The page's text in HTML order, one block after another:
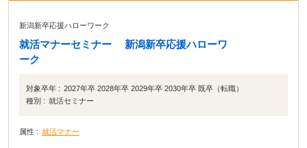
新潟新卒応援ハローワーク
就活マナーセミナー 新潟新卒応援ハローワ
ーク
対象卒年 : 2027年卒 2028年卒 2029年卒 2030年卒 既卒（転職）
種別 : 就活セミナー
属性 : 就活マナー